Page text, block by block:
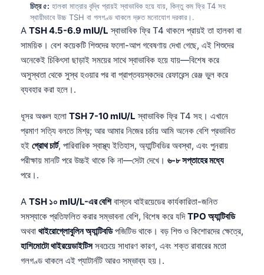
চিত্র ৫: হালকা মাত্রার বৃদ্ধি প্রায়ই স্বাভাবিক হয়ে যায়, কিন্তু কম ফ্রি T4 সহ
স্থায়ীভাবে উচ্চ TSH বা গলগণ্ড থাকলে দ্রুত মনোযোগ দরকার।.
A TSH 4.5-6.9 mIU/L স্বাভাবিক ফ্রি T4 থাকলে প্রায়ই তা হালকা বা
সাময়িক। বেশ কয়েকটি শিশুদের ফলো-আপ গবেষণায় দেখা গেছে, এই শিশুদের
অনেকেই চিকিৎসা ছাড়াই সময়ের সাথে স্বাভাবিক হয়ে যায়—বিশেষ করে
অসুস্থতা থেকে সুস্থ হওয়ার পর বা প্রাপ্তবয়স্কদের রেফারেন্স রেঞ্জ ভুল করে
ব্যবহার করা হলে।.
ধূসর অঞ্চল হলো TSH 7-10 mIU/L স্বাভাবিক ফ্রি T4 সহ। এখানে
প্রমাণ সত্যি বলতে মিশ্র; আর আমার নিজের চর্চায় আমি অনেক বেশি প্রভাবিত
হই গ্রোথ চার্ট, পারিবারিক স্বাস্থ্য ইতিহাস, অ্যান্টিবডির অবস্থা, এবং পুনরায়
পরীক্ষায় মানটি পরে উচ্চই থাকে কি না—সেটা দেখে। ৬-৮ সপ্তাহের মধ্যে
পরে।.
A TSH ১০ mIU/L-এর বেশিবাস্তব থাইরয়েডের কার্যকারিতা-জনিত
সমস্যাকে প্রতিফলিত করার সম্ভাবনা বেশি, বিশেষ করে যদিTPO অ্যান্টিবডি
অথবা থাইরোগ্লোবুলিন অ্যান্টিবডিপজিটিভ থাকে। বড় শিশু ও কিশোরদের ক্ষেত্রে,
হাশিমোটো থাইরয়েডাইটিসসবচেয়ে সাধারণ কারণ, এবং শক্ত রাবারের মতো
গলগণ্ড থাকলে এই প্যাটার্নটি আরও সম্ভাব্য হয়।.